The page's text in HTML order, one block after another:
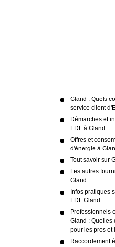
Gland : Quels
service client
Démarches et
EDF à Gland
Offres et
d'énergie à
Tout savoir sur
Les autres
Gland
Infos pratiques
EDF Gland
Professionnels
Gland : Quelles
pour les pros et
Raccordement